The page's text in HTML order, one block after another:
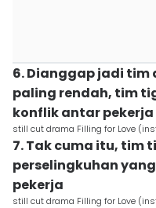
6. Dianggap jadi tim
paling rendah, tim
konflik antar pekerja
still cut drama Filling for Love
7. Tak cuma itu, tim
perselingkuhan
pekerja
still cut drama Filling for Love